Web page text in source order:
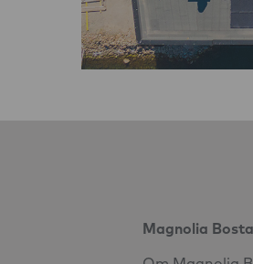
Magnolia